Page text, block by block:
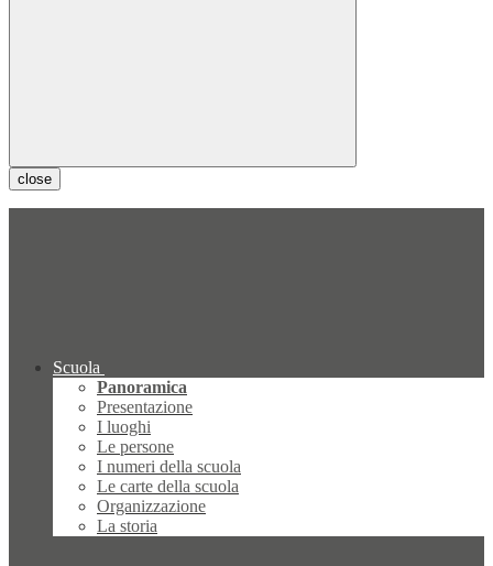
close
Scuola
Panoramica
Presentazione
I luoghi
Le persone
I numeri della scuola
Le carte della scuola
Organizzazione
La storia